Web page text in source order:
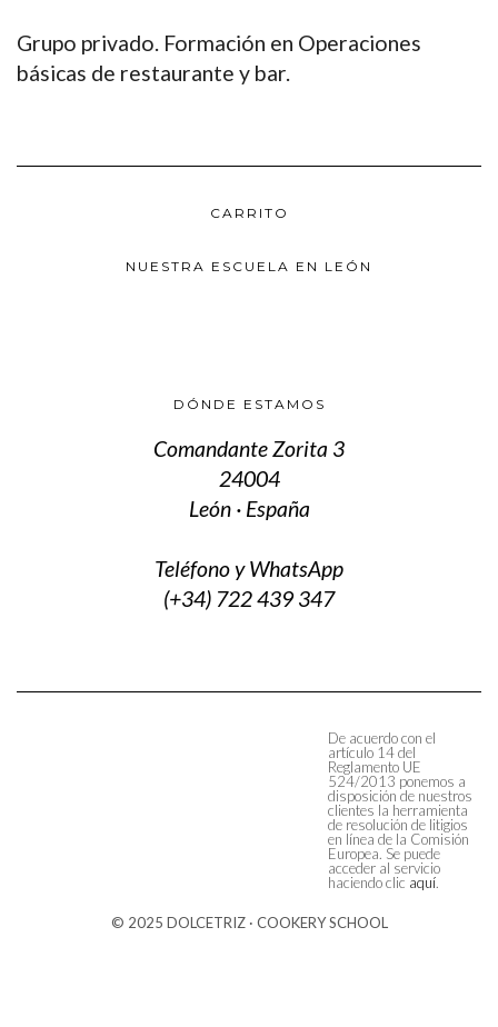
Grupo privado. Formación en Operaciones
básicas de restaurante y bar.
CARRITO
NUESTRA ESCUELA EN LEÓN
DÓNDE ESTAMOS
Comandante Zorita 3
24004
León · España
Teléfono y WhatsApp
(+34) 722 439 347
De acuerdo con el
artículo 14 del
Reglamento UE
524/2013 ponemos a
disposición de nuestros
clientes la herramienta
de resolución de litigios
en línea de la Comisión
Europea. Se puede
acceder al servicio
haciendo clic aquí.
© 2025 DOLCETRIZ · COOKERY SCHOOL